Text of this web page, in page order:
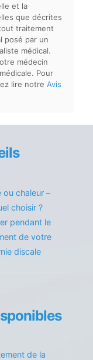
et la
que décrites
traitement
posé par un
médical.
médecin
Pour
lire notre Avis
ou chaleur –
choisir ?
pendant le
de votre
discale
de la